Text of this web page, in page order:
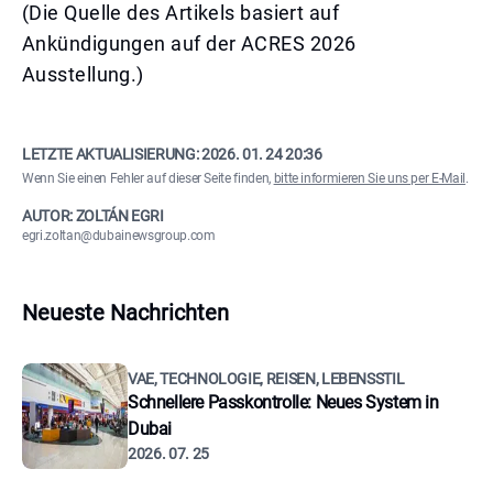
(Die Quelle des Artikels basiert auf
Ankündigungen auf der ACRES 2026
Ausstellung.)
LETZTE AKTUALISIERUNG:2026. 01. 24 20:36
Wenn Sie einen Fehler auf dieser Seite finden, bitte informieren Sie uns per E-Mail .
AUTOR: ZOLTÁN EGRI
egri.zoltan@dubainewsgroup.com
Neueste Nachrichten
VAE, TECHNOLOGIE, REISEN, LEBENSSTIL
Schnellere Passkontrolle: Neues System in
Dubai
2026. 07. 25